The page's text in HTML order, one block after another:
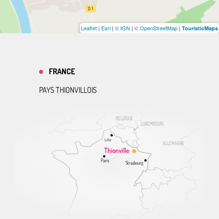
Leaflet | Esri | © IGN | © OpenStreetMap | TouristicMaps
ALLEMAGNE
BELGIQUE
LUXEMBOURG
Thionville
Lille
Paris Strasbourg
FRANCE
PAYS THIONVILLOIS